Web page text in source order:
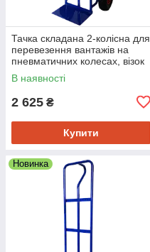
Тачка складана 2-колісна для
перевезення вантажів на
пневматичних колесах, візок
двоколісний
В наявності
2 625 ₴
Купити
Новинка